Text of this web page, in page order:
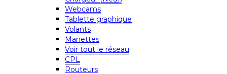
Webcams
Tablette graphique
Volants
Manettes
Voir tout le réseau
CPL
Routeurs